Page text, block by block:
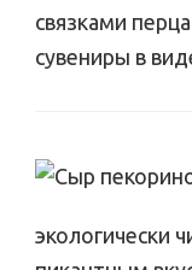
связками
сувениры в
экологически